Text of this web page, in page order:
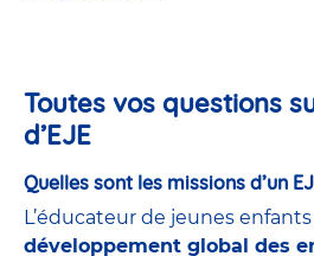
Toutes vos questions
d’EJE
Quelles sont les missions d’un
L’éducateur de jeunes
développement global des